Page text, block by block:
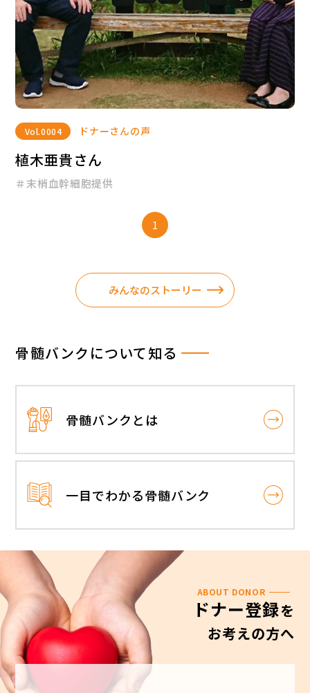
Vol.0004 ドナーさんの声
植木亜貴さん
＃末梢血幹細胞提供
1
みんなのストーリー
骨髄バンクについて知る
骨髄バンクとは
一目でわかる骨髄バンク
ABOUT DONOR
ドナー登録を
お考えの方へ